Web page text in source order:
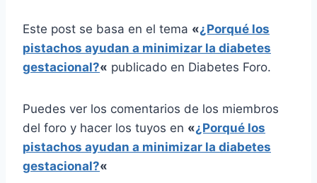
Este post se basa en el tema «¿Porqué los
pistachos ayudan a minimizar la diabetes
gestacional?« publicado en Diabetes Foro.
Puedes ver los comentarios de los miembros
del foro y hacer los tuyos en «¿Porqué los
pistachos ayudan a minimizar la diabetes
gestacional?«